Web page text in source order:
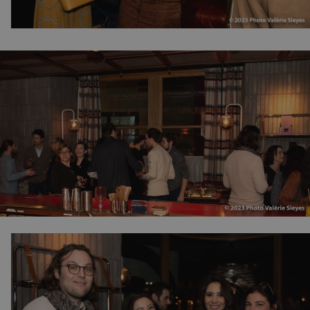
du périphérique
un
Script.com
des
que la
fonctionne
du plugin Spotify
intersite.
de
pour leur
données sur le
diverses
en veillant à
lors des
du plugin Spotify